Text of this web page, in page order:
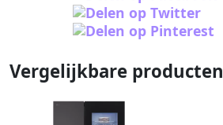
Vergelijkbare producten